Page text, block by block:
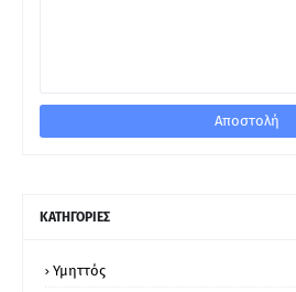
ΚΑΤΗΓΟΡΙΕΣ
Υμηττός